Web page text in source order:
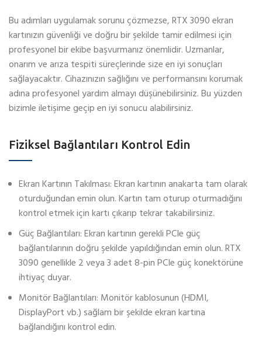
Bu adımları uygulamak sorunu çözmezse, RTX 3090 ekran
kartınızın güvenliği ve doğru bir şekilde tamir edilmesi için
profesyonel bir ekibe başvurmanız önemlidir. Uzmanlar,
onarım ve arıza tespiti süreçlerinde size en iyi sonuçları
sağlayacaktır. Cihazınızın sağlığını ve performansını korumak
adına profesyonel yardım almayı düşünebilirsiniz. Bu yüzden
bizimle iletişime geçip en iyi sonucu alabilirsiniz.
Fiziksel Bağlantıları Kontrol Edin
Ekran Kartının Takılması: Ekran kartının anakarta tam olarak
oturduğundan emin olun. Kartın tam oturup oturmadığını
kontrol etmek için kartı çıkarıp tekrar takabilirsiniz.
Güç Bağlantıları: Ekran kartının gerekli PCIe güç
bağlantılarının doğru şekilde yapıldığından emin olun. RTX
3090 genellikle 2 veya 3 adet 8-pin PCIe güç konektörüne
ihtiyaç duyar.
Monitör Bağlantıları: Monitör kablosunun (HDMI,
DisplayPort vb.) sağlam bir şekilde ekran kartına
bağlandığını kontrol edin.